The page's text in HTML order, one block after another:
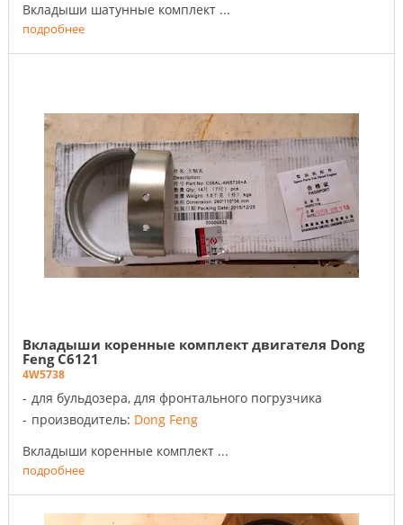
Вкладыши шатунные комплект ...
подробнее
Вкладыши коренные комплект двигателя Dong
Feng C6121
4W5738
для бульдозера, для фронтального погрузчика
производитель: Dong Feng
Вкладыши коренные комплект ...
подробнее